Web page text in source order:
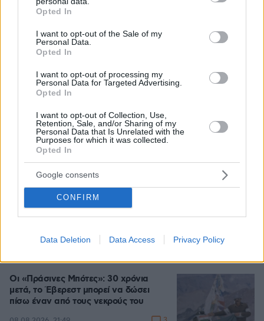
grant or deny consent to Google and its third-party tags to
use your data for below specified purposes in below Google
consent section.
Opted In
I want to opt-out of the Sale of my
Personal Data.
Opted In
I want to opt-out of processing my
Personal Data for Targeted Advertising.
Opted In
I want to opt-out of Collection, Use,
Retention, Sale, and/or Sharing of my
Personal Data that Is Unrelated with the
Purposes for which it was collected.
Opted In
Google consents
CONFIRM
Data Deletion Data Access Privacy Policy
τον 13χρονο Λιονέλ από το χέρι και άλλαξε την
ιστορία του ποδοσφαίρου με μια υπογραφή σε...
χαρτοπετσέτα
08.08.2026, 21:43
Εγκαταλείπει το κόμμα Καρυστιανού
και ο επιχειρηματίας Νίκος
Μπρουτζάκης: Καταγγέλλει κλειστή
κάστα, «λένε προδότες και
08.08.2026, 18:48 220
Οι «Πράσινες Μπότες»: 30 χρόνια
μετά, το Έβερεστ μπορεί να δώσει
πίσω έναν από τους νεκρούς του